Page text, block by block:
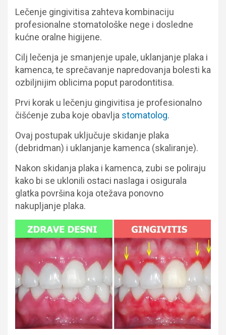
Lečenje gingivitisa zahteva kombinaciju
profesionalne stomatološke nege i dosledne
kućne oralne higijene.
Cilj lečenja je smanjenje upale, uklanjanje plaka i
kamenca, te sprečavanje napredovanja bolesti ka
ozbiljnijim oblicima poput parodontitisa.
Prvi korak u lečenju gingivitisa je profesionalno
čišćenje zuba koje obavlja stomatolog.
Ovaj postupak uključuje skidanje plaka
(debridman) i uklanjanje kamenca (skaliranje).
Nakon skidanja plaka i kamenca, zubi se poliraju
kako bi se uklonili ostaci naslaga i osigurala
glatka površina koja otežava ponovno
nakupljanje plaka.